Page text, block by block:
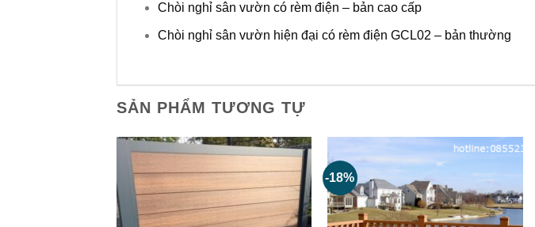
Chòi nghỉ sân vườn có rèm điện – bản cao cấp
Chòi nghỉ sân vườn hiện đại có rèm điện GCL02 – bản thường
SẢN PHẨM TƯƠNG TỰ
-18%